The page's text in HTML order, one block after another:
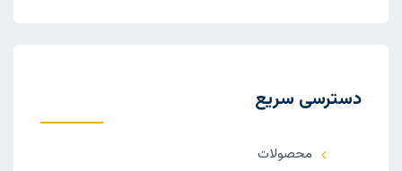
دسترسی سریع
محصولات